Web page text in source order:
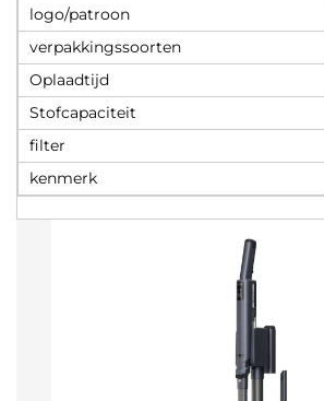
logo/patroon
verpakkingssoorten
Oplaadtijd
Stofcapaciteit
filter
kenmerk